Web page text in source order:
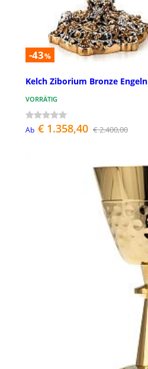
-43%
Kelch Ziborium Bronze Engeln
VORRÄTIG
Ab € 1.358,40 € 2.400,00